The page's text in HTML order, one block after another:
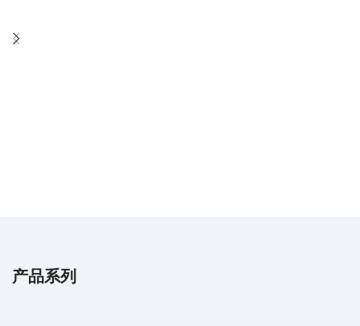
我们保证每件产品都具有最高质量，经久耐用，性能最佳。
产品系列